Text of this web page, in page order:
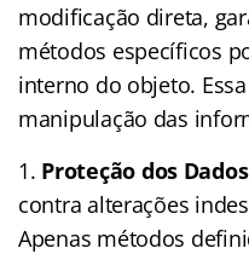
modificação direta,
métodos específicos
interno do objeto.
manipulação das
Proteção dos Dados
contra alterações
Apenas métodos